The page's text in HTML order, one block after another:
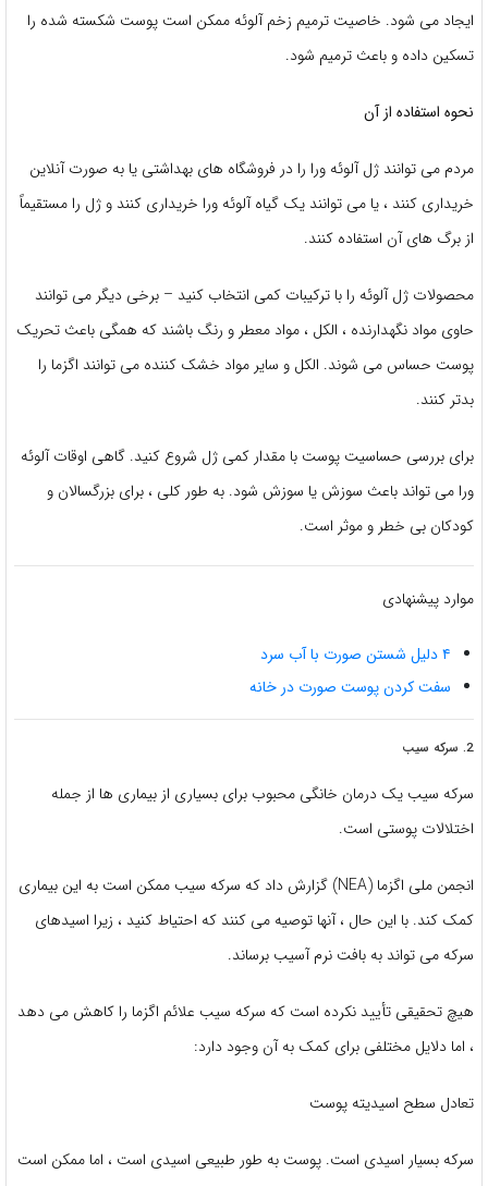
ایجاد می شود. خاصیت ترمیم زخم آلوئه ممکن است پوست شکسته شده را
تسکین داده و باعث ترمیم شود.
نحوه استفاده از آن
مردم می توانند ژل آلوئه ورا را در فروشگاه های بهداشتی یا به صورت آنلاین
خریداری کنند ، یا می توانند یک گیاه آلوئه ورا خریداری کنند و ژل را مستقیماً
از برگ های آن استفاده کنند.
محصولات ژل آلوئه را با ترکیبات کمی انتخاب کنید – برخی دیگر می توانند
حاوی مواد نگهدارنده ، الکل ، مواد معطر و رنگ باشند که همگی باعث تحریک
پوست حساس می شوند. الکل و سایر مواد خشک کننده می توانند اگزما را
بدتر کنند.
برای بررسی حساسیت پوست با مقدار کمی ژل شروع کنید. گاهی اوقات آلوئه
ورا می تواند باعث سوزش یا سوزش شود. به طور کلی ، برای بزرگسالان و
کودکان بی خطر و موثر است.
موارد پیشنهادی
۴ دلیل شستن صورت با آب سرد
سفت کردن پوست صورت در خانه
2. سرکه سیب
سرکه سیب یک درمان خانگی محبوب برای بسیاری از بیماری ها از جمله
اختلالات پوستی است.
انجمن ملی اگزما (NEA) گزارش داد که سرکه سیب ممکن است به این بیماری
کمک کند. با این حال ، آنها توصیه می کنند که احتیاط کنید ، زیرا اسیدهای
سرکه می تواند به بافت نرم آسیب برساند.
هیچ تحقیقی تأیید نکرده است که سرکه سیب علائم اگزما را کاهش می دهد
، اما دلایل مختلفی برای کمک به آن وجود دارد:
تعادل سطح اسیدیته پوست
سرکه بسیار اسیدی است. پوست به طور طبیعی اسیدی است ، اما ممکن است